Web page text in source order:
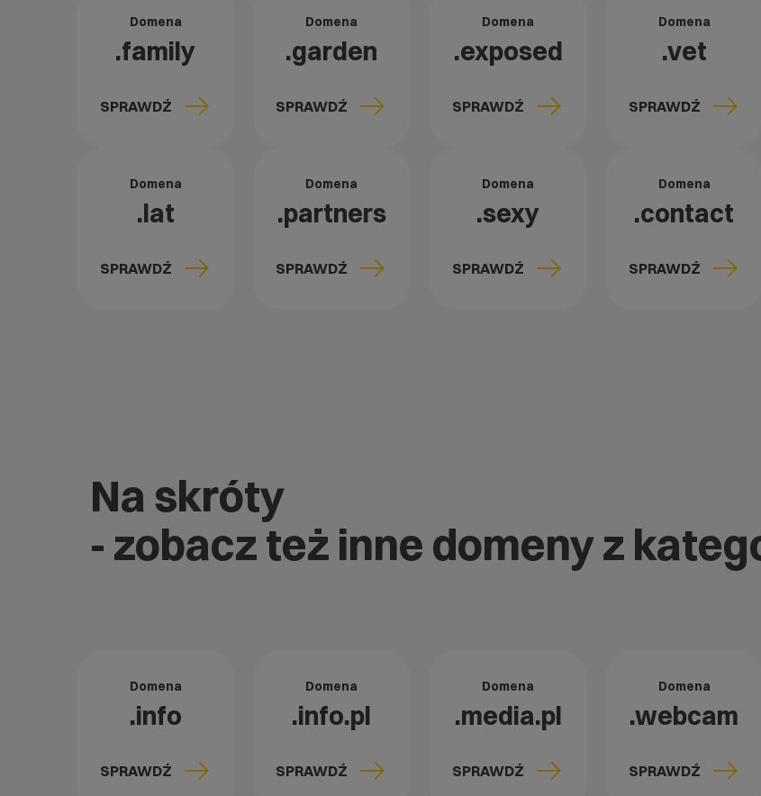
Domena
.family
SPRAWDŹ
Domena
.garden
SPRAWDŹ
Domena
.exposed
SPRAWDŹ
Domena
.vet
SPRAWDŹ
Domena
.lat
SPRAWDŹ
Domena
.partners
SPRAWDŹ
Domena
.sexy
SPRAWDŹ
Domena
.contact
SPRAWDŹ
Na skróty
- zobacz też inne domeny z
Domena
.info
SPRAWDŹ
Domena
.info.pl
SPRAWDŹ
Domena
.media.pl
SPRAWDŹ
Domena
.webcam
SPRAWDŹ